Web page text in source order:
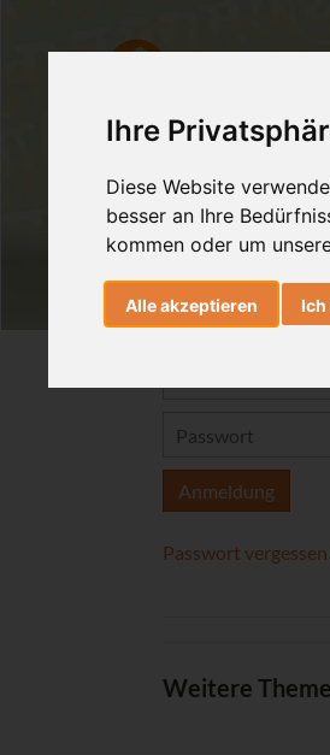
Ihre
Diese Website
besser an Ihre
kommen oder um
Alle akzeptieren Ich
Anmeldung
Passwort
Weitere